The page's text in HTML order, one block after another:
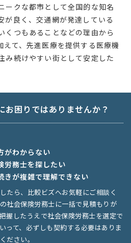
ークな都市として全国的な知名
が良く、交通網が発達している
くつもあることなどの理由から
えて、先進医療を提供する医療機
み続けやすい街として安定した
お困りではありませんか？
がわからない
労務士を探したい
きが複雑で理解できない
たら、比較ビズへお気軽にご相談く
社会保険労務士に一括で見積もりが
握したうえで社会保険労務士を選定で
って、必ずしも契約する必要はありま
ださい。